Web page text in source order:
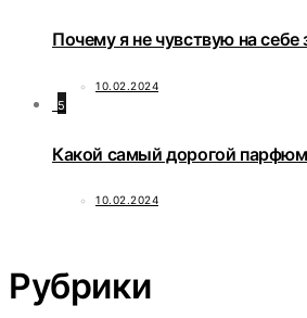
Почему я не чувствую на себе
10.02.2024
5
Какой самый дорогой
10.02.2024
Рубрики